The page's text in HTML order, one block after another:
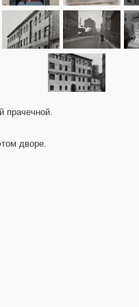
прачечной.
дворе.